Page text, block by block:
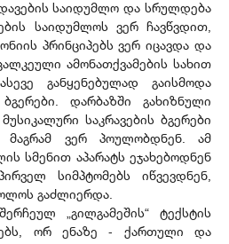
საიდუმლო და სრულდება
საიდუმლოს ვერ ჩავწვდით,
პრინციპებს ვერ იცავდა და
ამონათქვამების სახით
განყენებულად გაისმოდა
ბგერები. დარბაზში გახიზნული
საკრავების ბგერები
მაგრამ ვერ პოულობდნენ. ამ
სმენით აპარატს ეჯახებოდნენ
სიმპტომებს იწვევდნენ,
გაძლიერდა.
„გილგამეშის“ ტექსტის
ორ ენაზე - ქართული და